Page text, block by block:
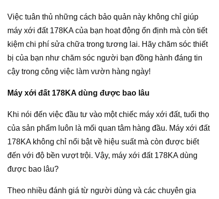
Việc tuân thủ những cách bảo quản này không chỉ giúp
máy xới đất 178KA của bạn hoạt động ổn định mà còn tiết
kiệm chi phí sửa chữa trong tương lai. Hãy chăm sóc thiết
bị của bạn như chăm sóc người bạn đồng hành đáng tin
cậy trong công việc làm vườn hàng ngày!
Máy xới đất 178KA dùng được bao lâu
Khi nói đến việc đầu tư vào một chiếc máy xới đất, tuổi thọ
của sản phẩm luôn là mối quan tâm hàng đầu. Máy xới đất
178KA không chỉ nổi bật về hiệu suất mà còn được biết
đến với độ bền vượt trội. Vậy, máy xới đất 178KA dùng
được bao lâu?
Theo nhiều đánh giá từ người dùng và các chuyên gia